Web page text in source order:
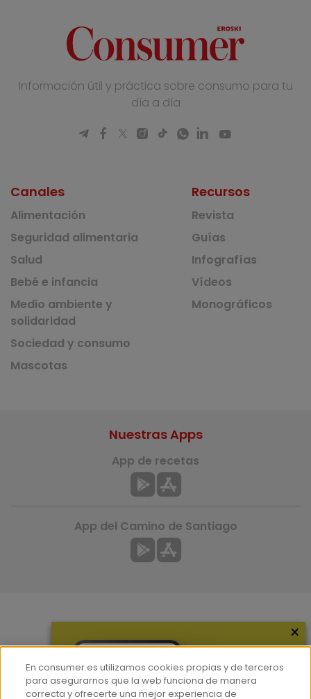
Información útil y práctica sobre consumo para tu
día a día
Canales
Alimentación
Seguridad alimentaria
Salud
Bebé e infancia
Medio ambiente y
solidaridad
Sociedad y consumo
Mascotas
Recursos
Revista
Guías
Infografías
Vídeos
Monográficos
Hemeroteca
Nuestras Apps
App de recetas
App del Camino de Santiago
×
En consumer.es utilizamos cookies propias y de terceros
para asegurarnos que la web funciona de manera
correcta y ofrecerte una mejor experiencia de